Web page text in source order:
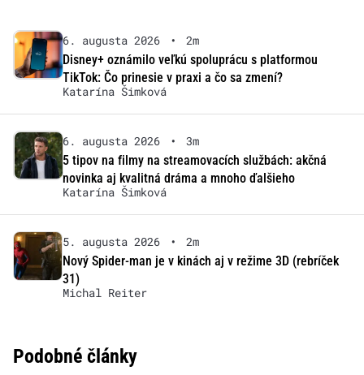
6. augusta 2026 •
2m
Disney+ oznámilo veľkú spoluprácu s platformou
TikTok: Čo prinesie v praxi a čo sa zmení?
Katarína Šimková
6. augusta 2026 •
3m
5 tipov na filmy na streamovacích službách: akčná
novinka aj kvalitná dráma a mnoho ďalšieho
Katarína Šimková
5. augusta 2026 •
2m
Nový Spider-man je v kinách aj v režime 3D (rebríček
31)
Michal Reiter
Podobné články